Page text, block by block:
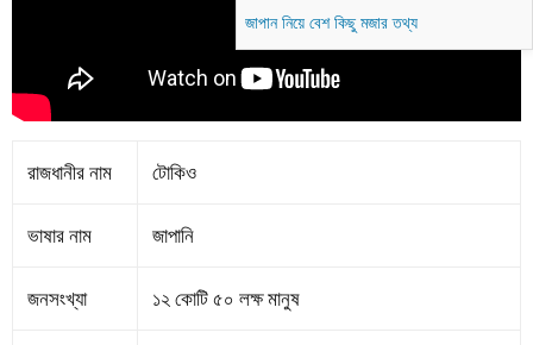
রাজধানীর নাম টোকিও
ভাষার নাম জাপানি
জনসংখ্যা ১২ কোটি ৫০ লক্ষ মানুষ
জাপান নিয়ে বেশ কিছু মজার তথ্য